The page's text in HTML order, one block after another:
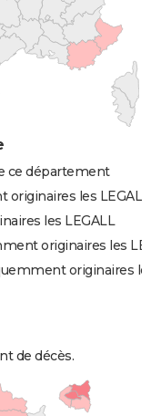
ce département
les LEGALL
les LEGALL
originaires les
originaires
de décès.